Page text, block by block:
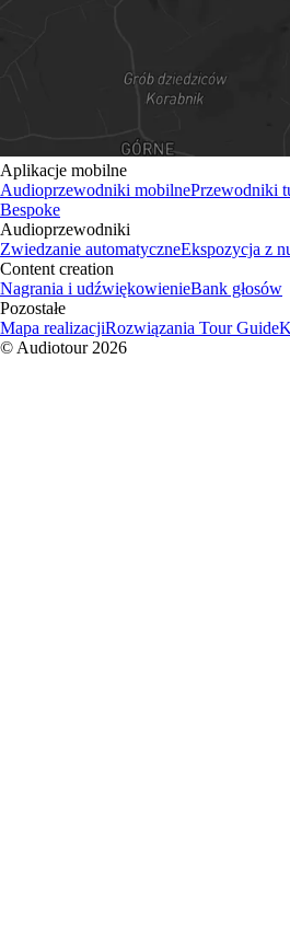
Aplikacje mobilne
Audioprzewodniki mobilnePrzewodniki
Bespoke
Audioprzewodniki
Zwiedzanie automatyczneEkspozycja z
Content creation
Nagrania i udźwiękowienieBank głosów
Pozostałe
Mapa realizacjiRozwiązania Tour Guide
© Audiotour 2026